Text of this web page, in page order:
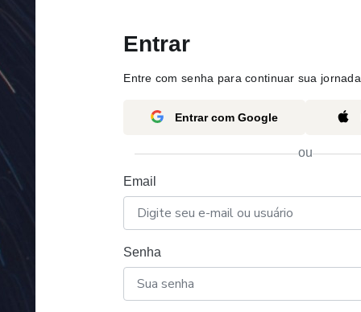
Entrar
Entre com senha para continuar sua jornada
Entrar com Google
ou
Email
Senha